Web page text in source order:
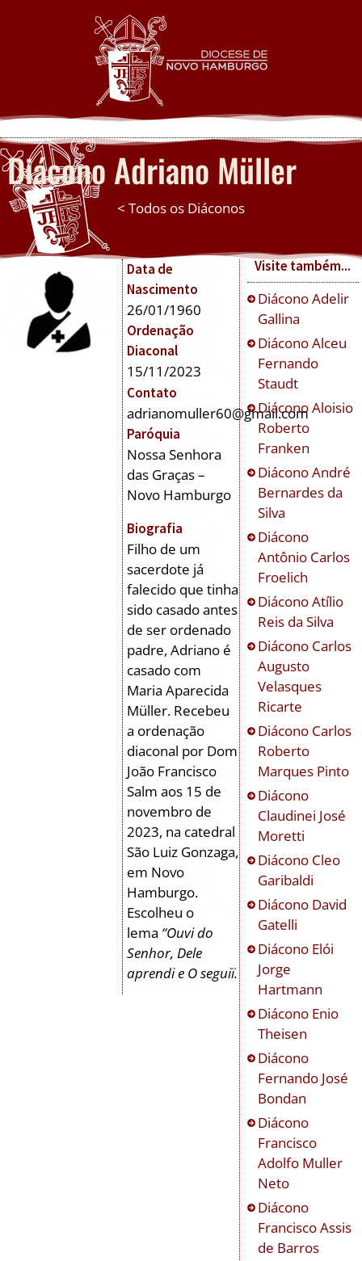
Diácono Adriano Müller
< Todos os Diáconos
Data de
Nascimento
26/01/1960
Ordenação
Diaconal
15/11/2023
Contato
adrianomuller60@gmail.com
Paróquia
Nossa Senhora
das Graças –
Novo Hamburgo
Biografia
Filho de um
sacerdote já
falecido que tinha
sido casado antes
de ser ordenado
padre, Adriano é
casado com
Maria Aparecida
Müller. Recebeu
a ordenação
diaconal por Dom
João Francisco
Salm aos 15 de
novembro de
2023, na catedral
São Luiz Gonzaga,
em Novo
Hamburgo.
Escolheu o
lema “Ouvi do
Senhor, Dele
aprendi e O seguiï.
Visite também...
DiáconoAdelir
Gallina
DiáconoAlceu
Fernando
Staudt
DiáconoAloisio
Roberto
Franken
DiáconoAndré
Bernardes da
Silva
Diácono
Antônio Carlos
Froelich
DiáconoAtílio
Reis da Silva
Diácono Carlos
Augusto
Velasques
Ricarte
Diácono Carlos
Roberto
Marques Pinto
Diácono
Claudinei José
Moretti
Diácono Cleo
Garibaldi
Diácono David
Gatelli
Diácono Elói
Jorge
Hartmann
Diácono Enio
Theisen
Diácono
Fernando José
Bondan
Diácono
Francisco
Adolfo Muller
Neto
Diácono
Francisco Assis
de Barros